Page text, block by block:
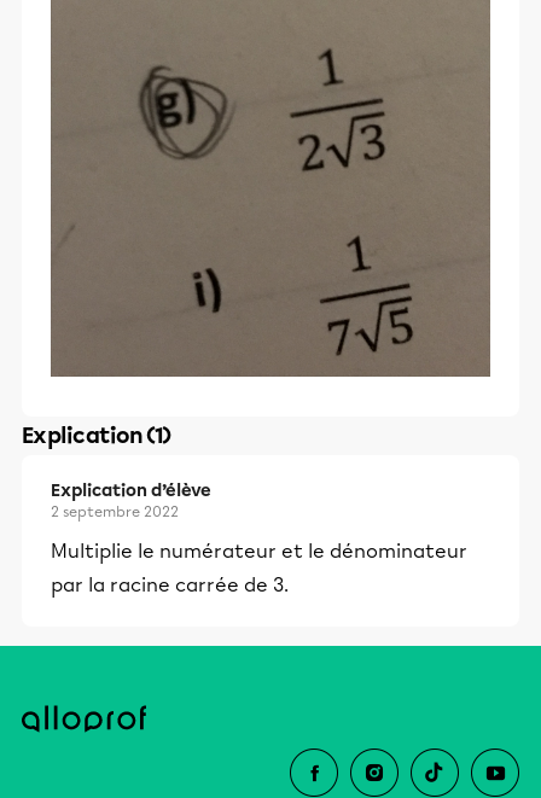
Explication (1)
Explication d’élève
2 septembre 2022
Multiplie le numérateur et le dénominateur
par la racine carrée de 3.